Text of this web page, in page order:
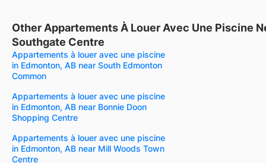
Other Appartements À Louer Avec Une Piscine
Southgate Centre
Appartements à louer avec une piscine
in Edmonton, AB near South Edmonton
Common
Appartements à louer avec une piscine
in Edmonton, AB near Bonnie Doon
Shopping Centre
Appartements à louer avec une piscine
in Edmonton, AB near Mill Woods Town
Centre